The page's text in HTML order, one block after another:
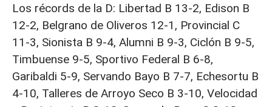
Los récords de la D: Libertad B 13-2, Edison B
12-2, Belgrano de Oliveros 12-1, Provincial C
11-3, Sionista B 9-4, Alumni B 9-3, Ciclón B 9-5,
Timbuense 9-5, Sportivo Federal B 6-8,
Garibaldi 5-9, Servando Bayo B 7-7, Echesortu B
4-10, Talleres de Arroyo Seco B 3-10, Velocidad